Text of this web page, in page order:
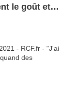
le goût et